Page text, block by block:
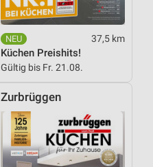
37,5 km
Küchen Preishits!
Gültig bis Fr. 21.08.
Zurbrüggen